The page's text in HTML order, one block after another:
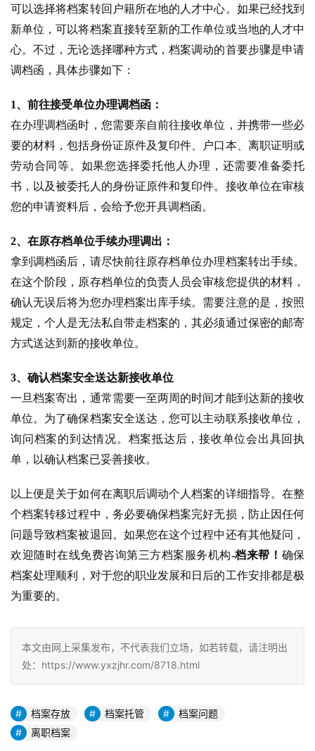
可以选择将档案转回户籍所在地的人才中心。如果已经找到
新单位，可以将档案直接转至新的工作单位或当地的人才中
心。不过，无论选择哪种方式，档案调动的首要步骤是申请
调档函，具体步骤如下：
1、前往接受单位办理调档函：
在办理调档函时，您需要亲自前往接收单位，并携带一些必
要的材料，包括身份证原件及复印件、户口本、离职证明或
劳动合同等。如果您选择委托他人办理，还需要准备委托
书，以及被委托人的身份证原件和复印件。接收单位在审核
您的申请资料后，会给予您开具调档函。
2、在原存档单位手续办理调出：
拿到调档函后，请尽快前往原存档单位办理档案转出手续。
在这个阶段，原存档单位的负责人员会审核您提供的材料，
确认无误后将为您办理档案出库手续。需要注意的是，按照
规定，个人是无法私自带走档案的，其必须通过保密的邮寄
方式送达到新的接收单位。
3、确认档案安全送达新接收单位
一旦档案寄出，通常需要一至两周的时间才能到达新的接收
单位。为了确保档案安全送达，您可以主动联系接收单位，
询问档案的到达情况。档案抵达后，接收单位会出具回执
单，以确认档案已妥善接收。
以上便是关于如何在离职后调动个人档案的详细指导。在整
个档案转移过程中，务必要确保档案完好无损，防止因任何
问题导致档案被退回。如果您在这个过程中还有其他疑问，
欢迎随时在线免费咨询第三方档案服务机构-档来帮！ 确保
档案处理顺利，对于您的职业发展和日后的工作安排都是极
为重要的。
本文由网上采集发布，不代表我们立场，如若转载，请注明出
处：https://www.yxzjhr.com/8718.html
档案存放 档案托管
档案问题
离职档案